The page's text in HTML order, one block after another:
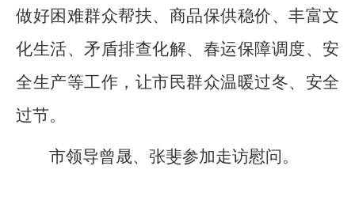
做好困难群众帮扶、商品保供稳价、丰富文
化生活、矛盾排查化解、春运保障调度、安
全生产等工作，让市民群众温暖过冬、安全
过节。
市领导曾晟、张斐参加走访慰问。